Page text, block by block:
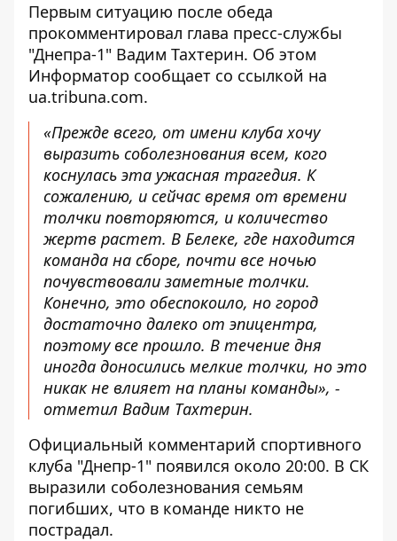
Первым ситуацию после обеда
прокомментировал глава пресс-службы
"Днепра-1" Вадим Тахтерин. Об этом
Информатор сообщает со ссылкой на
ua.tribuna.com.
«Прежде всего, от имени клуба хочу
выразить соболезнования всем, кого
коснулась эта ужасная трагедия. К
сожалению, и сейчас время от времени
толчки повторяются, и количество
жертв растет. В Белеке, где находится
команда на сборе, почти все ночью
почувствовали заметные толчки.
Конечно, это обеспокоило, но город
достаточно далеко от эпицентра,
поэтому все прошло. В течение дня
иногда доносились мелкие толчки, но это
никак не влияет на планы команды», -
отметил Вадим Тахтерин.
Официальный комментарий спортивного
клуба "Днепр-1" появился около 20:00. В СК
выразили соболезнования семьям
погибших, что в команде никто не
пострадал.